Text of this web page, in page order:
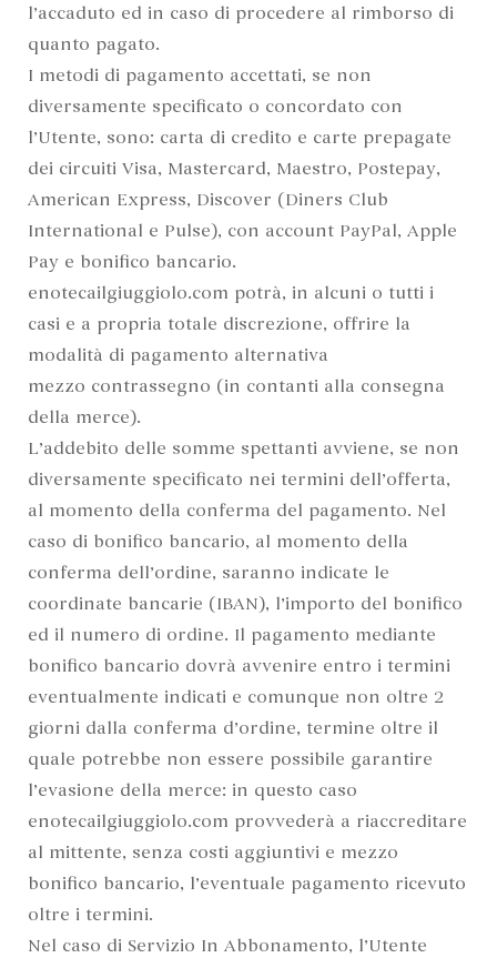
l’accaduto ed in caso di procedere al rimborso di
quanto pagato.
I metodi di pagamento accettati, se non
diversamente specificato o concordato con
l’Utente, sono: carta di credito e carte prepagate
dei circuiti Visa, Mastercard, Maestro, Postepay,
American Express, Discover (Diners Club
International e Pulse), con account PayPal, Apple
Pay e bonifico bancario.
enotecailgiuggiolo.com potrà, in alcuni o tutti i
casi e a propria totale discrezione, offrire la
modalità di pagamento alternativa
mezzo contrassegno (in contanti alla consegna
della merce).
L’addebito delle somme spettanti avviene, se non
diversamente specificato nei termini dell’offerta,
al momento della conferma del pagamento. Nel
caso di bonifico bancario, al momento della
conferma dell’ordine, saranno indicate le
coordinate bancarie (IBAN), l’importo del bonifico
ed il numero di ordine. Il pagamento mediante
bonifico bancario dovrà avvenire entro i termini
eventualmente indicati e comunque non oltre 2
giorni dalla conferma d’ordine, termine oltre il
quale potrebbe non essere possibile garantire
l’evasione della merce: in questo caso
enotecailgiuggiolo.com provvederà a riaccreditare
al mittente, senza costi aggiuntivi e mezzo
bonifico bancario, l’eventuale pagamento ricevuto
oltre i termini.
Nel caso di Servizio In Abbonamento, l’Utente